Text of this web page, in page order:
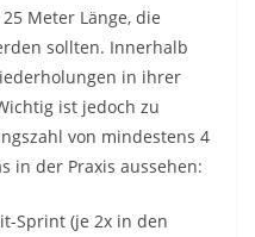
Meter Länge, die
sollten. Innerhalb
in ihrer
ist jedoch zu
von mindestens 4
in der Praxis aussehen:
Sprint (je 2x in den